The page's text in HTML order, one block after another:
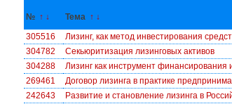
№ ↑ ↓ Тема ↑ ↓
305516
Лизинг, как метод инвестирования
304782
Секьюритизация лизинговых активов
304288
Лизинг как инструмент
269461
Договор лизинга в практике
242643
Развитие и становление лизинга в